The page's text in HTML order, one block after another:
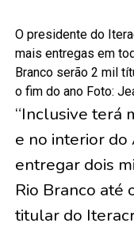
O presidente do
mais entregas em
Branco serão 2 mil
o fim do ano Foto:
“Inclusive terá
e no interior do
entregar dois
Rio Branco até
titular do